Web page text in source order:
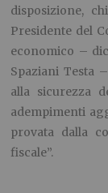
disposizione,
Presidente del
economico –
Spaziani Testa
alla sicurezza
adempimenti
provata dalla
fiscale”.